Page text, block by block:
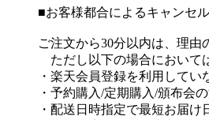
■お客様都合によるキャンセ
ご注文から30分以内は、理由
ただし以下の場合において
・楽天会員登録を利用してい
・予約購入/定期購入/頒布会
・配送日時指定で最短お届け